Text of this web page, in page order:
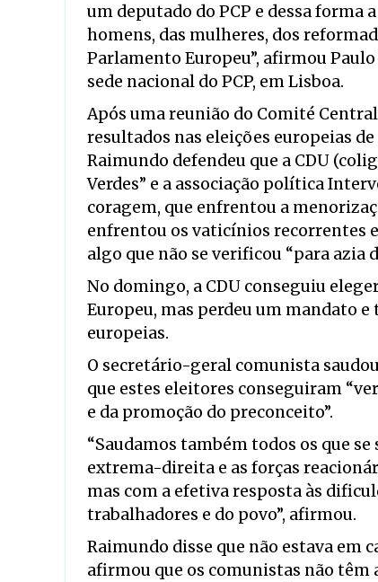
um deputado do PCP e dessa forma
homens, das mulheres, dos
Parlamento Europeu”, afirmou
sede nacional do PCP, em Lisboa.
Após uma reunião do Comité
resultados nas eleições europeias
Raimundo defendeu que a CDU
Verdes” e a associação política
coragem, que enfrentou a
enfrentou os vaticínios recorrentes
algo que não se verificou “para azia
No domingo, a CDU conseguiu
Europeu, mas perdeu um mandato
europeias.
O secretário-geral comunista
que estes eleitores conseguiram
e da promoção do preconceito”.
“Saudamos também todos os que
extrema-direita e as forças
mas com a efetiva resposta às
trabalhadores e do povo”, afirmou.
Raimundo disse que não estava em
afirmou que os comunistas não têm